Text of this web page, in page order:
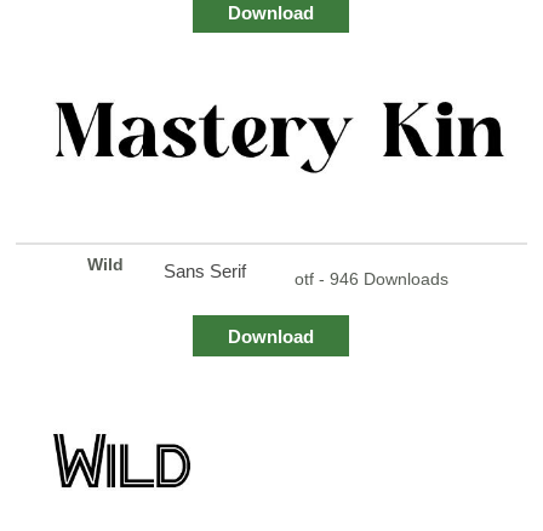
Download
Wild Sans Serif otf - 946 Downloads
Download